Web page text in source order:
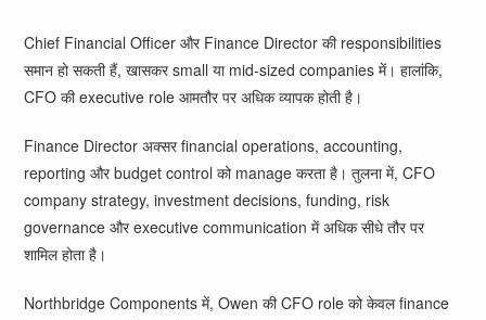
Chief Financial Officer और Finance Director की responsibilities
समान हो सकती हैं, खासकर small या mid-sized companies में। हालांकि,
CFO की executive role आमतौर पर अधिक व्यापक होती है।
Finance Director अक्सर financial operations, accounting,
reporting और budget control को manage करता है। तुलना में, CFO
company strategy, investment decisions, funding, risk
governance और executive communication में अधिक सीधे तौर पर
शामिल होता है।
Northbridge Components में, Owen की CFO role को केवल finance